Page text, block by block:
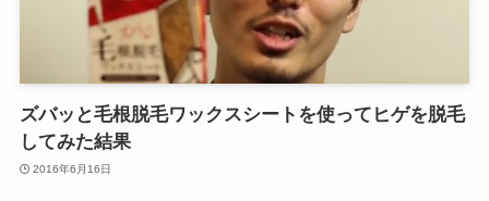
ズバッと毛根脱毛ワックスシートを使ってヒゲを脱毛
してみた結果
2016年6月16日